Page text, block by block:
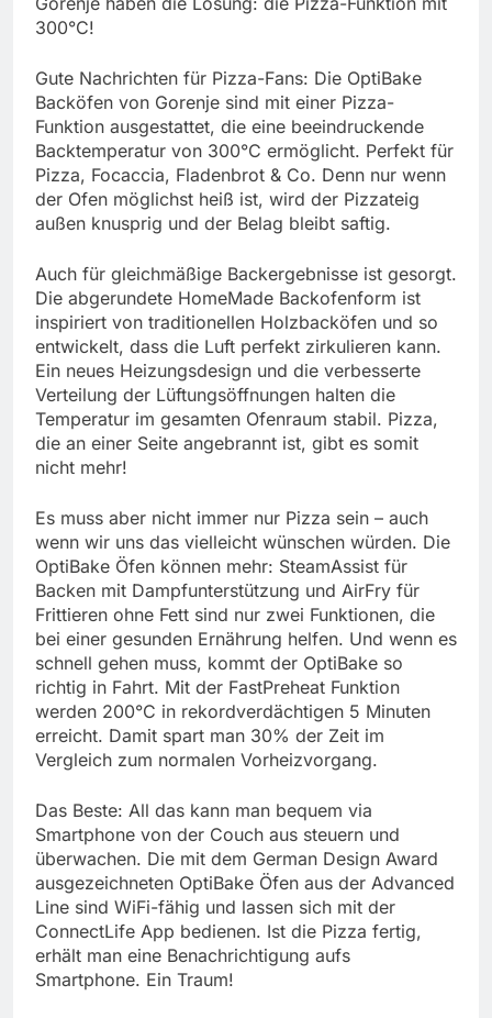
300°C!
Gute Nachrichten für Pizza-Fans: Die OptiBake
Backöfen von Gorenje sind mit einer Pizza-
Funktion ausgestattet, die eine beeindruckende
Backtemperatur von 300°C ermöglicht. Perfekt für
Pizza, Focaccia, Fladenbrot & Co. Denn nur wenn
der Ofen möglichst heiß ist, wird der Pizzateig
außen knusprig und der Belag bleibt saftig.
Auch für gleichmäßige Backergebnisse ist gesorgt.
Die abgerundete HomeMade Backofenform ist
inspiriert von traditionellen Holzbacköfen und so
entwickelt, dass die Luft perfekt zirkulieren kann.
Ein neues Heizungsdesign und die verbesserte
Verteilung der Lüftungsöffnungen halten die
Temperatur im gesamten Ofenraum stabil. Pizza,
die an einer Seite angebrannt ist, gibt es somit
nicht mehr!
Es muss aber nicht immer nur Pizza sein – auch
wenn wir uns das vielleicht wünschen würden. Die
OptiBake Öfen können mehr: SteamAssist für
Backen mit Dampfunterstützung und AirFry für
Frittieren ohne Fett sind nur zwei Funktionen, die
bei einer gesunden Ernährung helfen. Und wenn es
schnell gehen muss, kommt der OptiBake so
richtig in Fahrt. Mit der FastPreheat Funktion
werden 200°C in rekordverdächtigen 5 Minuten
erreicht. Damit spart man 30% der Zeit im
Vergleich zum normalen Vorheizvorgang.
Das Beste: All das kann man bequem via
Smartphone von der Couch aus steuern und
überwachen. Die mit dem German Design Award
ausgezeichneten OptiBake Öfen aus der Advanced
Line sind WiFi-fähig und lassen sich mit der
ConnectLife App bedienen. Ist die Pizza fertig,
erhält man eine Benachrichtigung aufs
Smartphone. Ein Traum!